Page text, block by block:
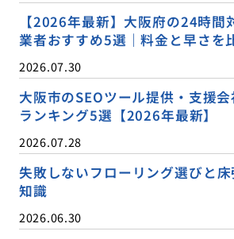
【2026年最新】大阪府の24時間
業者おすすめ5選｜料金と早さを
2026.07.30
大阪市のSEOツール提供・支援
ランキング5選【2026年最新】
2026.07.28
失敗しないフローリング選びと
知識
2026.06.30